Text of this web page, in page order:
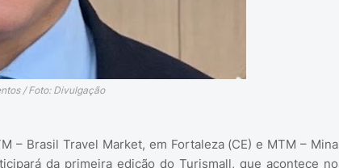
/ Foto: Divulgação
– Brasil Travel Market, em Fortaleza (CE) e MTM –
da primeira edição do Turismall, que acontece